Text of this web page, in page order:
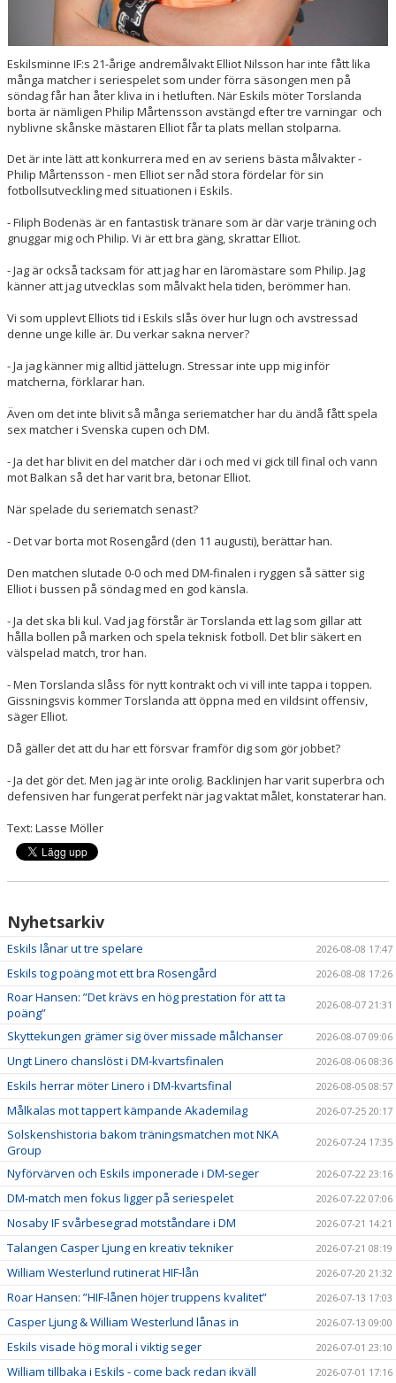
Eskilsminne IF:s 21-årige andremålvakt Elliot Nilsson har inte fått lika
många matcher i seriespelet som under förra säsongen men på
söndag får han åter kliva in i hetluften. När Eskils möter Torslanda
borta är nämligen Philip Mårtensson avstängd efter tre varningar och
nyblivne skånske mästaren Elliot får ta plats mellan stolparna.
Det är inte lätt att konkurrera med en av seriens bästa målvakter -
Philip Mårtensson - men Elliot ser nåd stora fördelar för sin
fotbollsutveckling med situationen i Eskils.
- Filiph Bodenäs är en fantastisk tränare som är där varje träning och
gnuggar mig och Philip. Vi är ett bra gäng, skrattar Elliot.
- Jag är också tacksam för att jag har en läromästare som Philip. Jag
känner att jag utvecklas som målvakt hela tiden, berömmer han.
Vi som upplevt Elliots tid i Eskils slås över hur lugn och avstressad
denne unge kille är. Du verkar sakna nerver?
- Ja jag känner mig alltid jättelugn. Stressar inte upp mig inför
matcherna, förklarar han.
Även om det inte blivit så många seriematcher har du ändå fått spela
sex matcher i Svenska cupen och DM.
- Ja det har blivit en del matcher där i och med vi gick till final och vann
mot Balkan så det har varit bra, betonar Elliot.
När spelade du seriematch senast?
- Det var borta mot Rosengård (den 11 augusti), berättar han.
Den matchen slutade 0-0 och med DM-finalen i ryggen så sätter sig
Elliot i bussen på söndag med en god känsla.
- Ja det ska bli kul. Vad jag förstår är Torslanda ett lag som gillar att
hålla bollen på marken och spela teknisk fotboll. Det blir säkert en
välspelad match, tror han.
- Men Torslanda slåss för nytt kontrakt och vi vill inte tappa i toppen.
Gissningsvis kommer Torslanda att öppna med en vildsint offensiv,
säger Elliot.
Då gäller det att du har ett försvar framför dig som gör jobbet?
- Ja det gör det. Men jag är inte orolig. Backlinjen har varit superbra och
defensiven har fungerat perfekt när jag vaktat målet, konstaterar han.
Text: Lasse Möller
Nyhetsarkiv
Eskils lånar ut tre spelare 2026-08-08 17:47
Eskils tog poäng mot ett bra Rosengård 2026-08-08 17:26
Roar Hansen: ”Det krävs en hög prestation för att ta
poäng”
2026-08-07 21:31
Skyttekungen grämer sig över missade målchanser 2026-08-07 09:06
Ungt Linero chanslöst i DM-kvartsfinalen 2026-08-06 08:36
Eskils herrar möter Linero i DM-kvartsfinal 2026-08-05 08:57
Målkalas mot tappert kämpande Akademilag 2026-07-25 20:17
Solskenshistoria bakom träningsmatchen mot NKA
Group
2026-07-24 17:35
Nyförvärven och Eskils imponerade i DM-seger 2026-07-22 23:16
DM-match men fokus ligger på seriespelet 2026-07-22 07:06
Nosaby IF svårbesegrad motståndare i DM 2026-07-21 14:21
Talangen Casper Ljung en kreativ tekniker 2026-07-21 08:19
William Westerlund rutinerat HIF-lån 2026-07-20 21:32
Roar Hansen: ”HIF-lånen höjer truppens kvalitet” 2026-07-13 17:03
Casper Ljung & William Westerlund lånas in 2026-07-13 09:00
Eskils visade hög moral i viktig seger 2026-07-01 23:10
William tillbaka i Eskils - come back redan ikväll 2026-07-01 17:16